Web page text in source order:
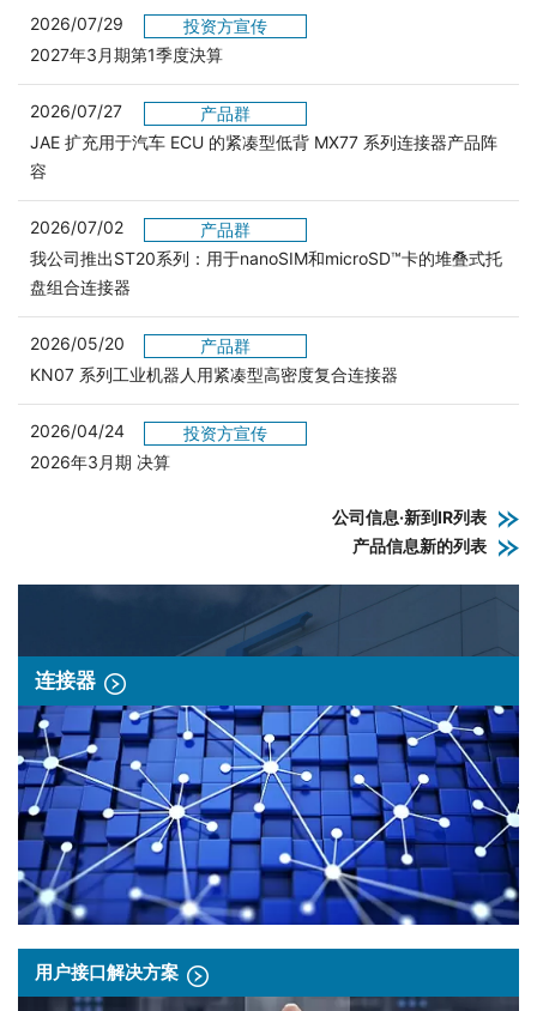
2026/07/29
投资方宣传
2027年3月期第1季度決算
2026/07/27
产品群
JAE 扩充用于汽车 ECU 的紧凑型低背 MX77 系列连接器产品阵
容
2026/07/02
产品群
我公司推出ST20系列：用于nanoSIM和microSD™卡的堆叠式托
盘组合连接器
2026/05/20
产品群
KN07 系列工业机器人用紧凑型高密度复合连接器
2026/04/24
投资方宣传
2026年3月期 决算
公司信息·新到IR列表
产品信息新的列表
连接器
用户接口解决方案